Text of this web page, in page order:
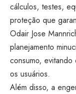
cálculos, testes,
proteção que
Odair Jose
planejamento
consumo,
os usuários.
Além disso, a